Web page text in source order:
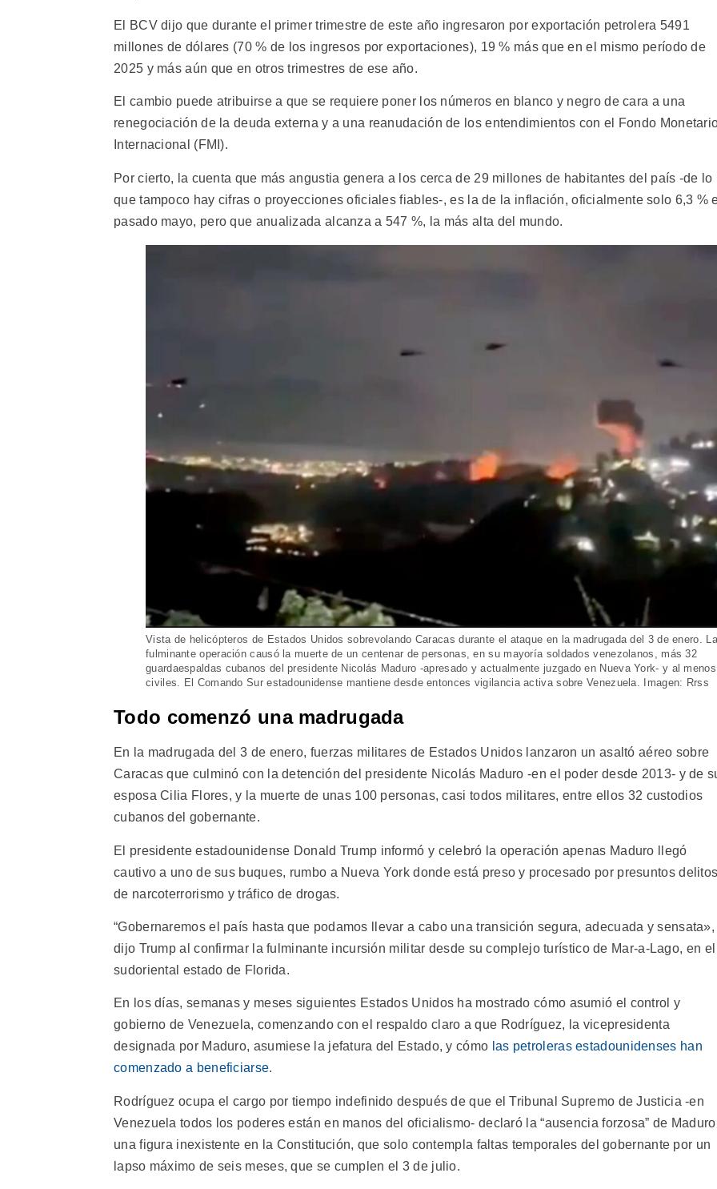
El BCV dijo que durante el primer trimestre de este año ingresaron por exportación petrolera 5491
millones de dólares (70 % de los ingresos por exportaciones), 19 % más que en el mismo período de
2025 y más aún que en otros trimestres de ese año.
El cambio puede atribuirse a que se requiere poner los números en blanco y negro de cara a una
renegociación de la deuda externa y a una reanudación de los entendimientos con el Fondo
Internacional (FMI).
Por cierto, la cuenta que más angustia genera a los cerca de 29 millones de habitantes del país -de lo
que tampoco hay cifras o proyecciones oficiales fiables-, es la de la inflación, oficialmente solo 6,3 %
pasado mayo, pero que anualizada alcanza a 547 %, la más alta del mundo.
Vista de helicópteros de Estados Unidos sobrevolando Caracas durante el ataque en la madrugada del 3 de enero. La
fulminante operación causó la muerte de un centenar de personas, en su mayoría soldados venezolanos, más 32
guardaespaldas cubanos del presidente Nicolás Maduro -apresado y actualmente juzgado en Nueva York- y al
civiles. El Comando Sur estadounidense mantiene desde entonces vigilancia activa sobre Venezuela. Imagen: Rrss
Todo comenzó una madrugada
En la madrugada del 3 de enero, fuerzas militares de Estados Unidos lanzaron un asaltó aéreo sobre
Caracas que culminó con la detención del presidente Nicolás Maduro -en el poder desde 2013- y de
esposa Cilia Flores, y la muerte de unas 100 personas, casi todos militares, entre ellos 32 custodios
cubanos del gobernante.
El presidente estadounidense Donald Trump informó y celebró la operación apenas Maduro llegó
cautivo a uno de sus buques, rumbo a Nueva York donde está preso y procesado por presuntos
de narcoterrorismo y tráfico de drogas.
“Gobernaremos el país hasta que podamos llevar a cabo una transición segura, adecuada y sensata»,
dijo Trump al confirmar la fulminante incursión militar desde su complejo turístico de Mar-a-Lago, en el
sudoriental estado de Florida.
En los días, semanas y meses siguientes Estados Unidos ha mostrado cómo asumió el control y
gobierno de Venezuela, comenzando con el respaldo claro a que Rodríguez, la vicepresidenta
designada por Maduro, asumiese la jefatura del Estado, y cómo las petroleras estadounidenses han
comenzado a beneficiarse.
Rodríguez ocupa el cargo por tiempo indefinido después de que el Tribunal Supremo de Justicia -en
Venezuela todos los poderes están en manos del oficialismo- declaró la “ausencia forzosa” de
una figura inexistente en la Constitución, que solo contempla faltas temporales del gobernante por un
lapso máximo de seis meses, que se cumplen el 3 de julio.